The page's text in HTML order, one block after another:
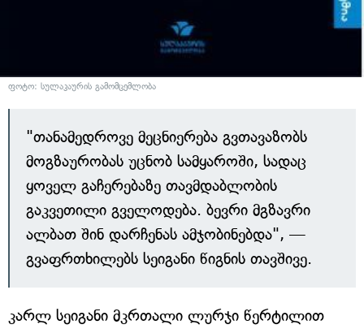
ფოტო: სულაკაურის გამომცემლობა
"თანამედროვე მეცნიერება გვთავაზობს
მოგზაურობას უცნობ სამყაროში, სადაც
ყოველ გაჩერებაზე თავმდაბლობის
გაკვეთილი გველოდება. ბევრი მგზავრი
ალბათ შინ დარჩენას ამჯობინებდა", —
გვაფრთხილებს სეიგანი წიგნის თავშივე.
კარლ სეიგანი მკრთალი ლურჯი წერტილით